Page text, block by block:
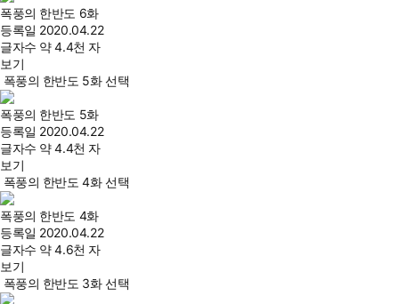
폭풍의 한반도 6화
등록일 2020.04.22
글자수 약 4.4천 자
보기
폭풍의 한반도 5화 선택
폭풍의 한반도 5화
등록일 2020.04.22
글자수 약 4.4천 자
보기
폭풍의 한반도 4화 선택
폭풍의 한반도 4화
등록일 2020.04.22
글자수 약 4.6천 자
보기
폭풍의 한반도 3화 선택